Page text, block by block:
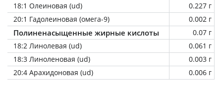
18:1 Олеиновая (ud)
0.227 г
20:1 Гадолеиновая (омега-9)
0.002 г
Полиненасыщенные жирные кислоты
0.07 г
18:2 Линолевая (ud)
0.061 г
18:3 Линоленовая (ud)
0.003 г
20:4 Арахидоновая (ud)
0.006 г